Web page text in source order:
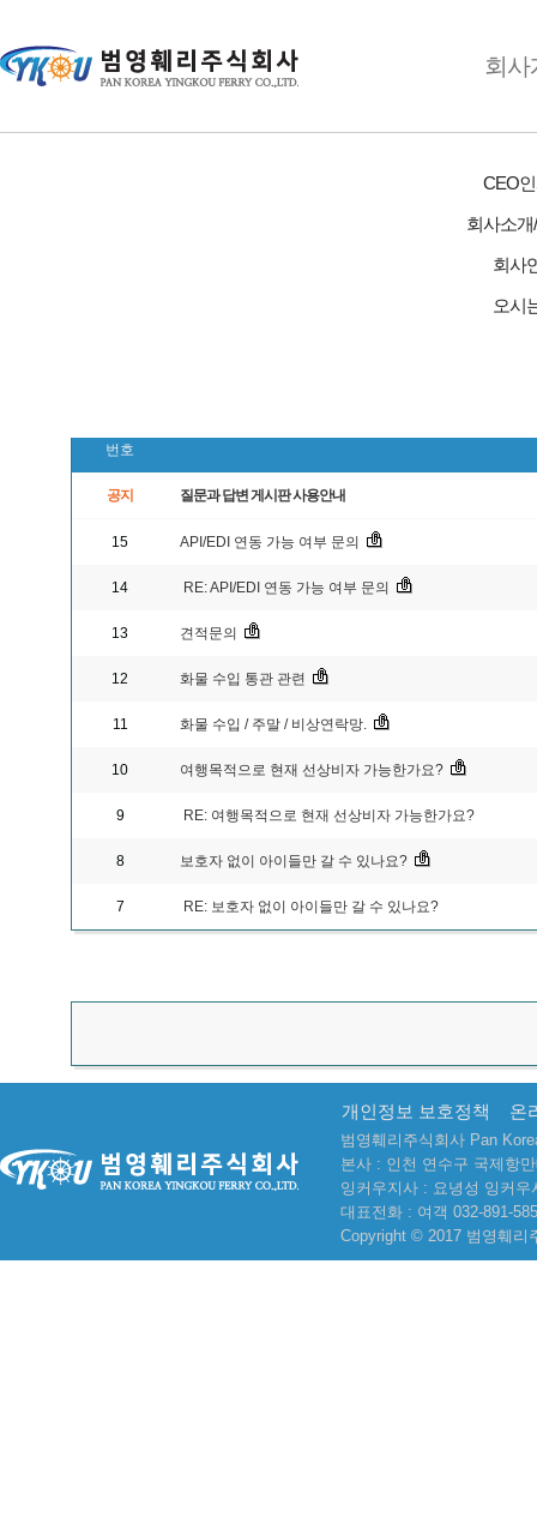
회사
CEO
회사소
회사
오시
번호
공지 질문과 답변 게시판 사용안내
15 API/EDI 연동 가능 여부 문의
14 RE: API/EDI 연동 가능 여부 문의
13 견적문의
12 화물 수입 통관 관련
11 화물 수입 / 주말 / 비상연락망.
10 여행목적으로 현재 선상비자 가능한가요?
9 RE: 여행목적으로 현재 선상비자 가능한가요?
8 보호자 없이 아이들만 갈 수 있나요?
7 RE: 보호자 없이 아이들만 갈 수 있나요?
개인정보 보호정책 온
범영훼리주식회사 Pan
본사 : 인천 연수구 국제항
잉커우지사 : 요녕성 잉커
대표전화 : 여객 032-891-
Copyright © 2017 범영훼리